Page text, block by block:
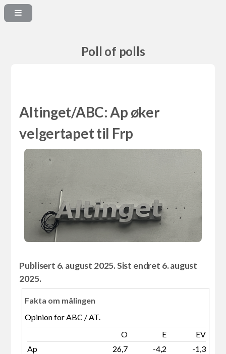
Poll of polls
Altinget/ABC: Ap øker
velgertapet til Frp
Publisert 6. august 2025. Sist endret 6. august
2025.
Fakta om målingen
Opinion for ABC / AT.
O
E
EV
Ap
26,7 -4,2
-1,3